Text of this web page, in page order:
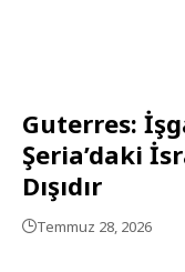
Guterres:
Şeria’daki
Dışıdır
Temmuz 28, 2026